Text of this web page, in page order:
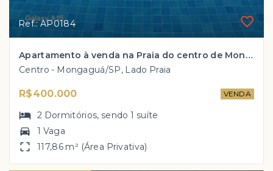
Ref.: AP0184
Apartamento à venda na Praia do centro de Mongaguá com 2 dorm, 1 suíte por R$ 400 mil
Centro - Mongaguá/SP, Lado Praia
R$400.000 VENDA
2 Dormitórios, sendo1 suíte
1 Vaga
117,86 m² (Área Privativa)